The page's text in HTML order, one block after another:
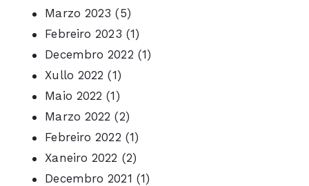
Marzo 2023 (5)
Febreiro 2023 (1)
Decembro 2022 (1)
Xullo 2022 (1)
Maio 2022 (1)
Marzo 2022 (2)
Febreiro 2022 (1)
Xaneiro 2022 (2)
Decembro 2021 (1)